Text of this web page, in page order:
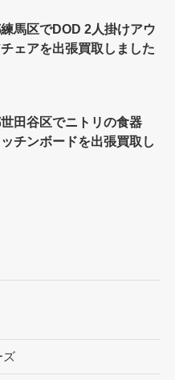
馬区でDOD 2人掛けアウ
チェアを出張買取しました
田谷区でニトリの食器
チンボードを出張買取し
ズ